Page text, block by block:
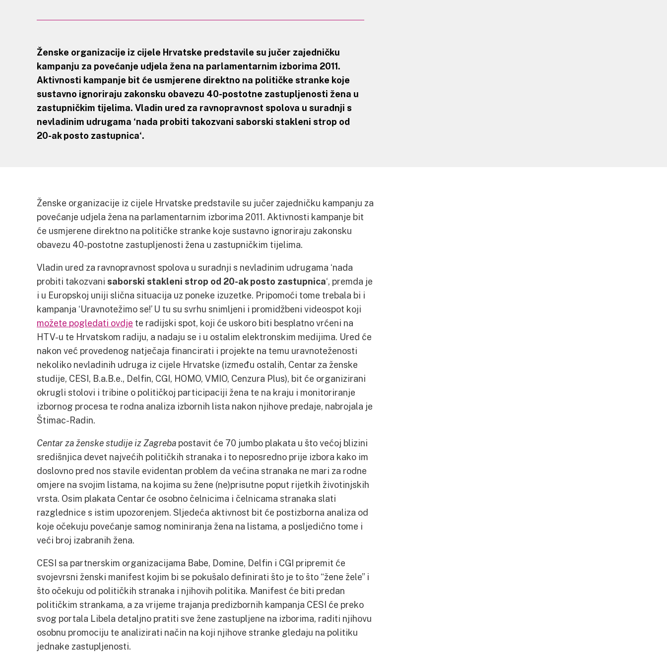
Ženske organizacije iz cijele Hrvatske predstavile su jučer zajedničku
kampanju za povećanje udjela žena na parlamentarnim izborima 2011.
Aktivnosti kampanje bit će usmjerene direktno na političke stranke koje
sustavno ignoriraju zakonsku obavezu 40-postotne zastupljenosti žena u
zastupničkim tijelima. Vladin ured za ravnopravnost spolova u suradnji s
nevladinim udrugama ‘nada probiti takozvani saborski stakleni strop od
20-ak posto zastupnica‘.
Ženske organizacije iz cijele Hrvatske predstavile su jučer zajedničku kampanju za
povećanje udjela žena na parlamentarnim izborima 2011. Aktivnosti kampanje bit
će usmjerene direktno na političke stranke koje sustavno ignoriraju zakonsku
obavezu 40-postotne zastupljenosti žena u zastupničkim tijelima.
Vladin ured za ravnopravnost spolova u suradnji s nevladinim udrugama ‘nada
probiti takozvani saborski stakleni strop od 20-ak posto zastupnica‘, premda je
i u Europskoj uniji slična situacija uz poneke izuzetke. Pripomoći tome trebala bi i
kampanja ‘Uravnotežimo se!’ U tu su svrhu snimljeni i promidžbeni videospot koji
možete pogledati ovdje te radijski spot, koji će uskoro biti besplatno vrćeni na
HTV-u te Hrvatskom radiju, a nadaju se i u ostalim elektronskim medijima. Ured će
nakon već provedenog natječaja financirati i projekte na temu uravnoteženosti
nekoliko nevladinih udruga iz cijele Hrvatske (između ostalih, Centar za ženske
studije, CESI, B.a.B.e., Delfin, CGI, HOMO, VMIO, Cenzura Plus), bit će organizirani
okrugli stolovi i tribine o političkoj participaciji žena te na kraju i monitoriranje
izbornog procesa te rodna analiza izbornih lista nakon njihove predaje, nabrojala je
Štimac-Radin.
Centar za ženske studije iz Zagreba postavit će 70 jumbo plakata u što većoj blizini
središnjica devet najvećih političkih stranaka i to neposredno prije izbora kako im
doslovno pred nos stavile evidentan problem da većina stranaka ne mari za rodne
omjere na svojim listama, na kojima su žene (ne)prisutne poput rijetkih životinjskih
vrsta. Osim plakata Centar će osobno čelnicima i čelnicama stranaka slati
razglednice s istim upozorenjem. Sljedeća aktivnost bit će postizborna analiza od
koje očekuju povećanje samog nominiranja žena na listama, a posljedično tome i
veći broj izabranih žena.
CESI sa partnerskim organizacijama Babe, Domine, Delfin i CGI pripremit će
svojevrsni ženski manifest kojim bi se pokušalo definirati što je to što “žene žele” i
što očekuju od političkih stranaka i njihovih politika. Manifest će biti predan
političkim strankama, a za vrijeme trajanja predizbornih kampanja CESI će preko
svog portala Libela detaljno pratiti sve žene zastupljene na izborima, raditi njihovu
osobnu promociju te analizirati način na koji njihove stranke gledaju na politiku
jednake zastupljenosti.